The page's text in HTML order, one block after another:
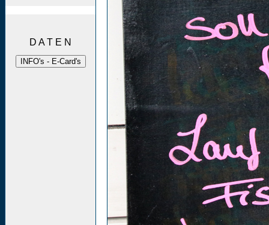
D A T E N